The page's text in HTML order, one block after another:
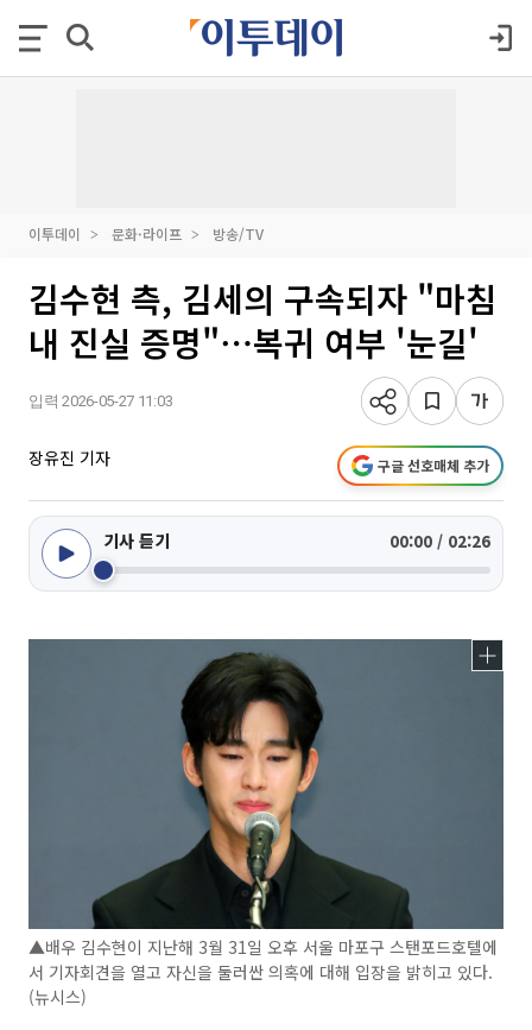
이투데이 문화·라이프 방송/TV
김수현 측, 김세의 구속되자 "마침
내 진실 증명"⋯복귀 여부 '눈길'
입력 2026-05-27 11:03
장유진 기자 구글 선호매체 추가
기사 듣기 00:00 / 02:26
▲배우 김수현이 지난해 3월 31일 오후 서울 마포구 스탠포드호텔에
서 기자회견을 열고 자신을 둘러싼 의혹에 대해 입장을 밝히고 있다.
(뉴시스)